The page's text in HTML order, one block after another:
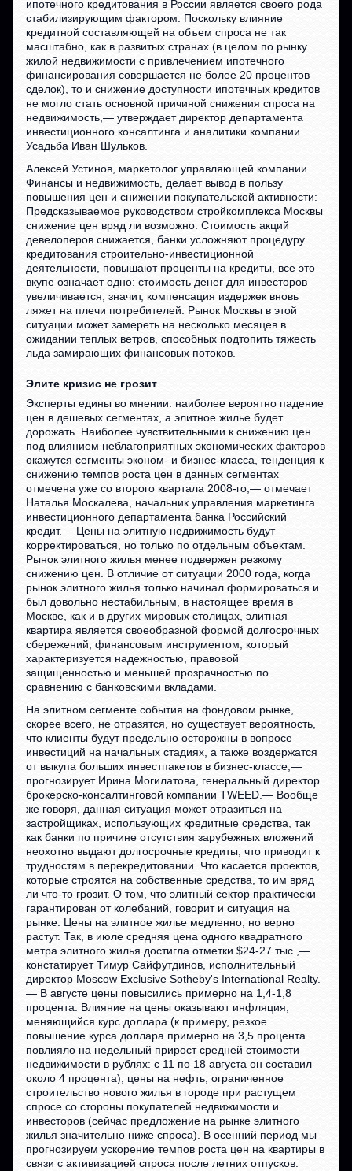
ипотечного кредитования в России является своего рода
стабилизирующим фактором. Поскольку влияние
кредитной составляющей на объем спроса не так
масштабно, как в развитых странах (в целом по рынку
жилой недвижимости с привлечением ипотечного
финансирования совершается не более 20 процентов
сделок), то и снижение доступности ипотечных кредитов
не могло стать основной причиной снижения спроса на
недвижимость,— утверждает директор департамента
инвестиционного консалтинга и аналитики компании
Усадьба Иван Шульков.
Алексей Устинов, маркетолог управляющей компании
Финансы и недвижимость, делает вывод в пользу
повышения цен и снижении покупательской активности:
Предсказываемое руководством стройкомплекса Москвы
снижение цен вряд ли возможно. Стоимость акций
девелоперов снижается, банки усложняют процедуру
кредитования строительно-инвестиционной
деятельности, повышают проценты на кредиты, все это
вкупе означает одно: стоимость денег для инвесторов
увеличивается, значит, компенсация издержек вновь
ляжет на плечи потребителей. Рынок Москвы в этой
ситуации может замереть на несколько месяцев в
ожидании теплых ветров, способных подтопить тяжесть
льда замирающих финансовых потоков.
Элите кризис не грозит
Эксперты едины во мнении: наиболее вероятно падение
цен в дешевых сегментах, а элитное жилье будет
дорожать. Наиболее чувствительными к снижению цен
под влиянием неблагоприятных экономических факторов
окажутся сегменты эконом- и бизнес-класса, тенденция к
снижению темпов роста цен в данных сегментах
отмечена уже со второго квартала 2008-го,— отмечает
Наталья Москалева, начальник управления маркетинга
инвестиционного департамента банка Российский
кредит.— Цены на элитную недвижимость будут
корректироваться, но только по отдельным объектам.
Рынок элитного жилья менее подвержен резкому
снижению цен. В отличие от ситуации 2000 года, когда
рынок элитного жилья только начинал формироваться и
был довольно нестабильным, в настоящее время в
Москве, как и в других мировых столицах, элитная
квартира является своеобразной формой долгосрочных
сбережений, финансовым инструментом, который
характеризуется надежностью, правовой
защищенностью и меньшей прозрачностью по
сравнению с банковскими вкладами.
На элитном сегменте события на фондовом рынке,
скорее всего, не отразятся, но существует вероятность,
что клиенты будут предельно осторожны в вопросе
инвестиций на начальных стадиях, а также воздержатся
от выкупа больших инвестпакетов в бизнес-классе,—
прогнозирует Ирина Могилатова, генеральный директор
брокерско-консалтинговой компании TWEED.— Вообще
же говоря, данная ситуация может отразиться на
застройщиках, использующих кредитные средства, так
как банки по причине отсутствия зарубежных вложений
неохотно выдают долгосрочные кредиты, что приводит к
трудностям в перекредитовании. Что касается проектов,
которые строятся на собственные средства, то им вряд
ли что-то грозит. О том, что элитный сектор практически
гарантирован от колебаний, говорит и ситуация на
рынке. Цены на элитное жилье медленно, но верно
растут. Так, в июле средняя цена одного квадратного
метра элитного жилья достигла отметки $24-27 тыс.,—
констатирует Тимур Сайфутдинов, исполнительный
директор Moscow Exclusive Sotheby's International Realty.
— В августе цены повысились примерно на 1,4-1,8
процента. Влияние на цены оказывают инфляция,
меняющийся курс доллара (к примеру, резкое
повышение курса доллара примерно на 3,5 процента
повлияло на недельный прирост средней стоимости
недвижимости в рублях: с 11 по 18 августа он составил
около 4 процента), цены на нефть, ограниченное
строительство нового жилья в городе при растущем
спросе со стороны покупателей недвижимости и
инвесторов (сейчас предложение на рынке элитного
жилья значительно ниже спроса). В осенний период мы
прогнозируем ускорение темпов роста цен на квартиры в
связи с активизацией спроса после летних отпусков.